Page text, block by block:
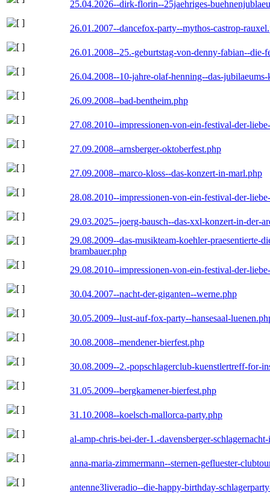
25.04.2026--dirk-florin--25jaehriges-
26.01.2007--dancefox-party--mythos-castrop-
26.01.2008--25.-geburtstag-von-denny-fabian--die-
26.04.2008--10-jahre-olaf-henning--das-
26.09.2008--bad-bentheim.php
27.08.2010--impressionen-von-ein-festival-der-
27.09.2008--arnsberger-oktoberfest.php
27.09.2008--marco-kloss--das-konzert-in-marl.php
28.08.2010--impressionen-von-ein-festival-der-
29.03.2025--joerg-bausch--das-xxl-konzert-in-der-
29.08.2009--das-musikteam-koehler-praesentierte-
brambauer.php
29.08.2010--impressionen-von-ein-festival-der-
30.04.2007--nacht-der-giganten--werne.php
30.05.2009--lust-auf-fox-party--hansesaal-
30.08.2008--mendener-bierfest.php
30.08.2009--2.-popschlagerclub-kuenstlertreff-for-
31.05.2009--bergkamener-bierfest.php
31.10.2008--koelsch-mallorca-party.php
al-amp-chris-bei-der-1.-davensberger-
anna-maria-zimmermann--sternen-gefluester-
antenne3liveradio--die-happy-birthday-